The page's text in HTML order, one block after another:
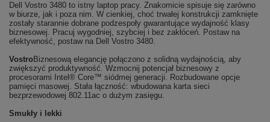
Dell Vostro 3480 to istny laptop pracy. Znakomicie spisuje się zarówno
w biurze, jak i poza nim. W cienkiej, choć trwałej konstrukcji zamknięte
zostały starannie dobrane podzespoły gwarantujące wydajność klasy
biznesowej. Pracuj wygodniej, szybciej i bez zakłóceń. Postaw na
efektywność, postaw na Dell Vostro 3480.
VostroBiznesową elegancję połączono z solidną wydajnością, aby
zwiększyć produktywność. Wzmocnij potencjał biznesowy z
procesorami Intel® Core™ siódmej generacji. Rozbudowane opcje
pamięci masowej. Stała łączność: wbudowana karta sieci
bezprzewodowej 802.11ac o dużym zasięgu.
Smukły i lekki